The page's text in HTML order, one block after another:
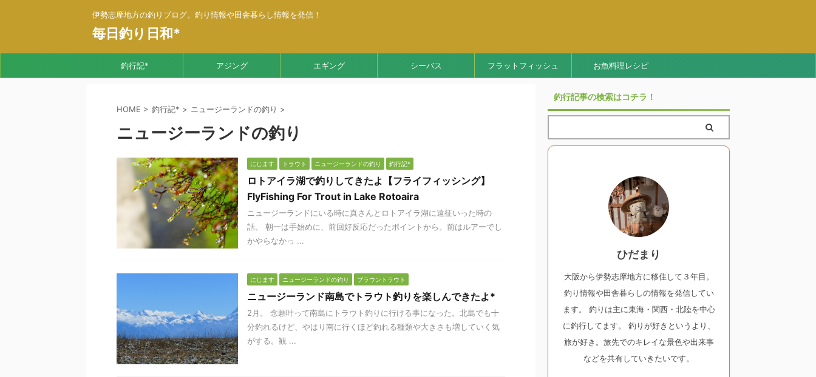
伊勢志摩地方の釣りブログ。釣り情報や田舎暮らし情報を発信！
毎日釣り日和*
釣行記* アジング エギング シーバス フラットフィッシュ お魚料理レシピ
HOME > 釣行記* > ニュージーランドの釣り >
ニュージーランドの釣り
にじます トラウト ニュージーランドの釣り 釣行記*
ロトアイラ湖で釣りしてきたよ【フライフィッシング】
FlyFishing For Trout in Lake Rotoaira
ニュージーランドにいる時に真さんとロトアイラ湖に遠征いった時の
話。 朝一は手始めに、前回好反応だったポイントから。前はルアーでし
かやらなかっ ...
にじます ニュージーランドの釣り ブラウントラウト
ニュージーランド南島でトラウト釣りを楽しんできたよ*
2月。 念願叶って南島にトラウト釣りに行ける事になった。北島でも十
分釣れるけど、やはり南に行くほど釣れる種類や大きさも増していく気
がする。観 ...
釣行記事の検索はコチラ！
ひだまり
大阪から伊勢志摩地方に移住して３年目。
釣り情報や田舎暮らしの情報を発信してい
ます。 釣りは主に東海・関西・北陸を中心
に釣行してます。 釣りが好きというより、
旅が好き。旅先でのキレイな景色や出来事
などを共有していきたいです。